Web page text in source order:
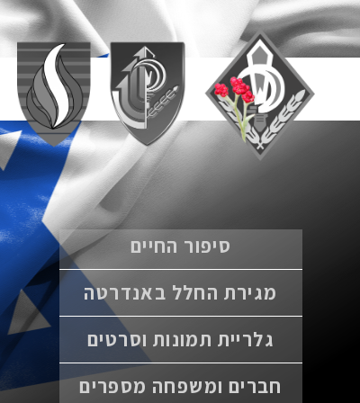
סיפור החיים
מגירת החלל באנדרטה
גלריית תמונות וסרטים
חברים ומשפחה מספרים